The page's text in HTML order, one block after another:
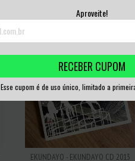
Aproveite!
RECEBER CUPOM
Esse cupom é de uso único, limitado a
R$6,67 sem juros
EKUNDAYO - EKUNDAYO CD 2013